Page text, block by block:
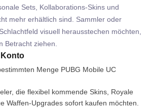
Sets, Kollaborations-Skins und
mehr erhältlich sind. Sammler oder
visuell herausstechen möchten,
Betracht ziehen.
Konto
Menge PUBG Mobile UC
die flexibel kommende Skins, Royale
Waffen-Upgrades sofort kaufen möchten.